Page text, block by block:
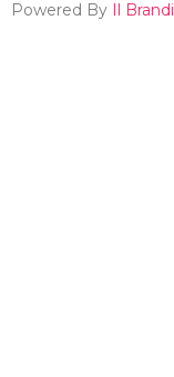
Powered By Il